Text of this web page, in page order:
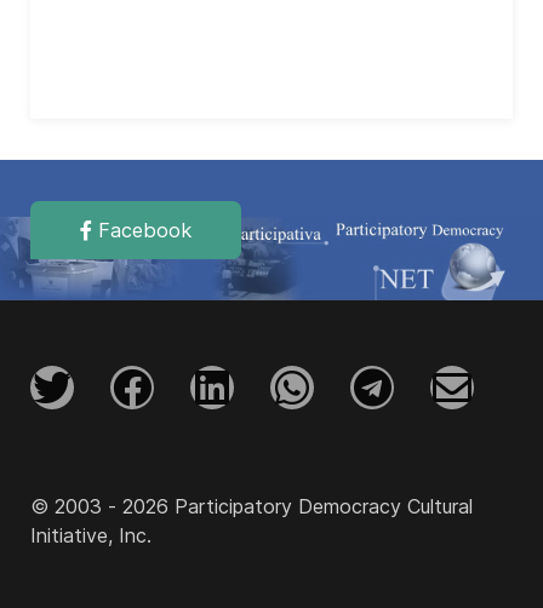
Facebook
© 2003 - 2026 Participatory Democracy Cultural
Initiative, Inc.